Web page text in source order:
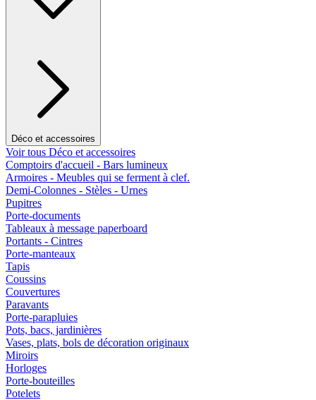
Déco et accessoires
Voir tous Déco et accessoires
Comptoirs d'accueil - Bars lumineux
Armoires - Meubles qui se ferment à clef.
Demi-Colonnes - Stèles - Urnes
Pupitres
Porte-documents
Tableaux à message paperboard
Portants - Cintres
Porte-manteaux
Tapis
Coussins
Couvertures
Paravants
Porte-parapluies
Pots, bacs, jardinières
Vases, plats, bols de décoration originaux
Miroirs
Horloges
Porte-bouteilles
Potelets